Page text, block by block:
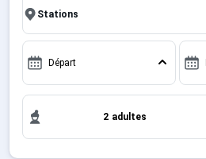
Français (FR)
Départ
2 adultes